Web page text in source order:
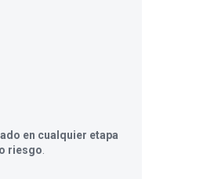
en cualquier etapa
riesgo